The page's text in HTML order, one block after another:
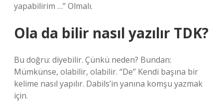
yapabilirim …” Olmalı.
Ola da bilir nasıl yazılır TDK?
Bu doğru: diyebilir. Çünkü neden? Bundan:
Mümkünse, olabilir, olabilir. “De” Kendi başına bir
kelime nasıl yapılır. Dabils’in yanına komşu yazmak
için.